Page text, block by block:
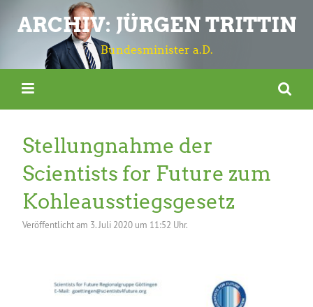
ARCHIV: JÜRGEN TRITTIN
Bundesminister a.D.
Stellungnahme der
Scientists for Future zum
Kohleausstiegsgesetz
Veröffentlicht am 3. Juli 2020 um 11:52 Uhr.